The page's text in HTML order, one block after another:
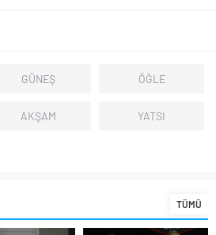
GÜNEŞ ÖĞLE
AKŞAM YATSI
TÜMÜ